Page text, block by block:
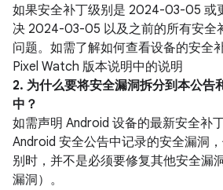
如果安全补丁级别是 2024-03-05 或
决 2024-03-05 以及之前的所有安全
问题。如需了解如何查看设备的安全
Pixel Watch 版本说明中的说明
2. 为什么要将安全漏洞拆分到本公
中？
如需声明 Android 设备的最新安全补
Android 安全公告中记录的安全漏洞
别时，并不是必须要修复其他安全漏
漏洞）。